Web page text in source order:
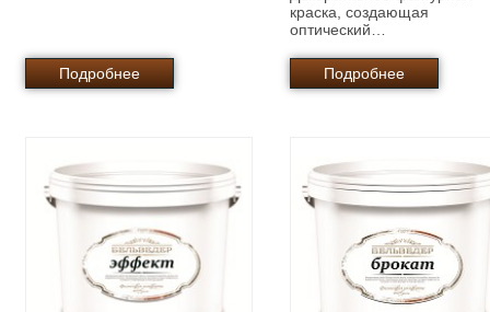
краска, создающая
оптический…
Подробнее Подробнее